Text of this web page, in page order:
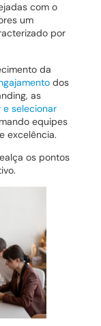
com o
um
por
da
dos
as
e selecionar
equipes
excelência.
os pontos